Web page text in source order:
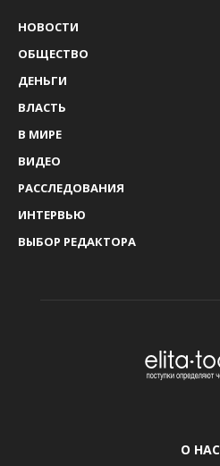
НОВОСТИ
ОБЩЕСТВО
ДЕНЬГИ
ВЛАСТЬ
В МИРЕ
ВИДЕО
РАССЛЕДОВАНИЯ
ИНТЕРВЬЮ
ВЫБОР РЕДАКТОРА
О НАС